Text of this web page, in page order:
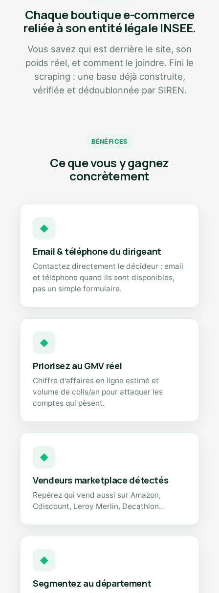
Chaque boutique e-commerce
reliée à son entité légale INSEE.
Vous savez qui est derrière le site, son
poids réel, et comment le joindre. Fini le
scraping : une base déjà construite,
vérifiée et dédoublonnée par SIREN.
BÉNÉFICES
Ce que vous y gagnez
concrètement
◆
Email & téléphone du dirigeant
Contactez directement le décideur : email
et téléphone quand ils sont disponibles,
pas un simple formulaire.
◆
Priorisez au GMV réel
Chiffre d'affaires en ligne estimé et
volume de colis/an pour attaquer les
comptes qui pèsent.
◆
Vendeurs marketplace détectés
Repérez qui vend aussi sur Amazon,
Cdiscount, Leroy Merlin, Decathlon…
◆
Segmentez au département